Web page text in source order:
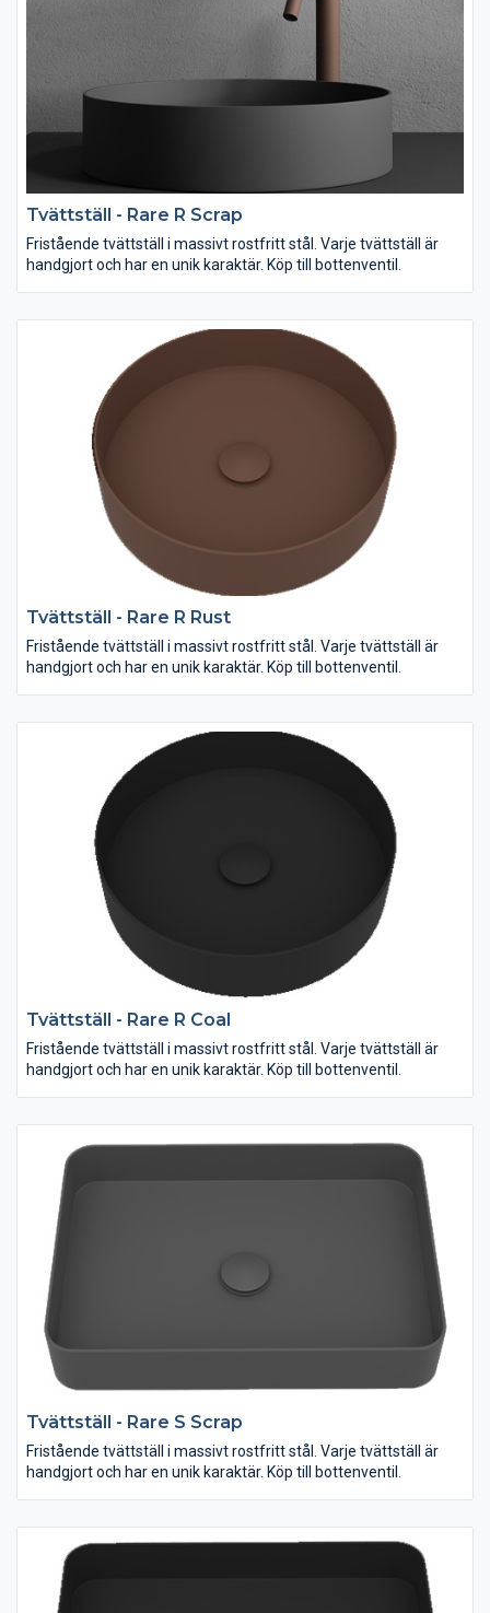
Tvättställ - Rare R Scrap
Fristående tvättställ i massivt rostfritt stål. Varje tvättställ är
handgjort och har en unik karaktär. Köp till bottenventil.
Tvättställ - Rare R Rust
Fristående tvättställ i massivt rostfritt stål. Varje tvättställ är
handgjort och har en unik karaktär. Köp till bottenventil.
Tvättställ - Rare R Coal
Fristående tvättställ i massivt rostfritt stål. Varje tvättställ är
handgjort och har en unik karaktär. Köp till bottenventil.
Tvättställ - Rare S Scrap
Fristående tvättställ i massivt rostfritt stål. Varje tvättställ är
handgjort och har en unik karaktär. Köp till bottenventil.